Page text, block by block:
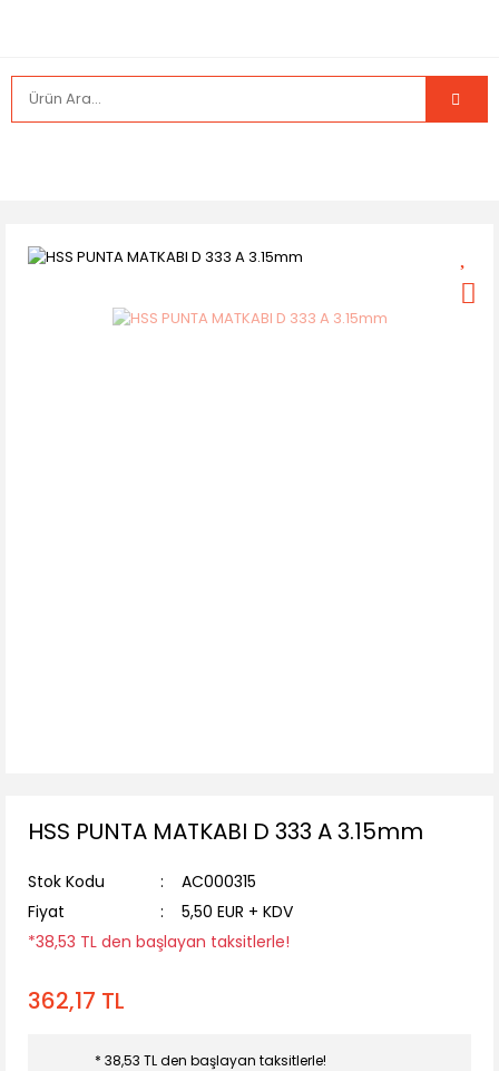
HSS PUNTA MATKABI D 333 A 3.15mm
Stok Kodu
AC000315
Fiyat
5,50 EUR + KDV
*38,53 TL den başlayan taksitlerle!
362,17 TL
* 38,53 TL den başlayan taksitlerle!